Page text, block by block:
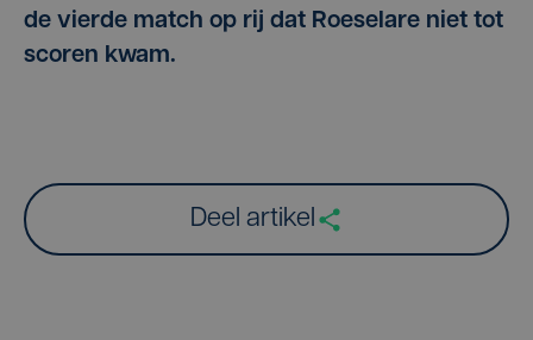
de vierde match op rij dat Roeselare niet tot
scoren kwam.
Deel artikel